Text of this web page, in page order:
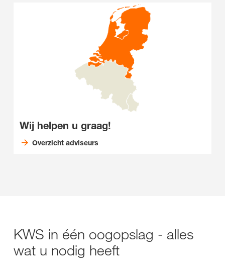
Wij helpen u graag!
Overzicht adviseurs
KWS in één oogopslag - alles
wat u nodig heeft